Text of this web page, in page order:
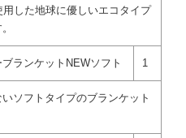
用した地球に優しいエコタイプ
ランケットNEWソフト 1
ソフトタイプのブランケット